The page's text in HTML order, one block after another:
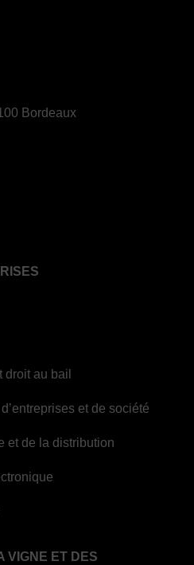
Bordeaux
droit au bail
et de société
et de la distribution
VIGNE ET DES